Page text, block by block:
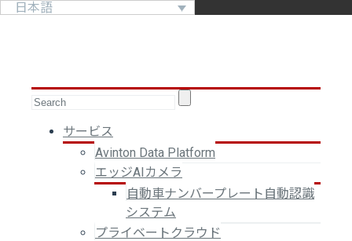
日本語
サービス
Avinton Data Platform
エッジAIカメラ
自動車ナンバープレート自動認識
システム
プライベートクラウド